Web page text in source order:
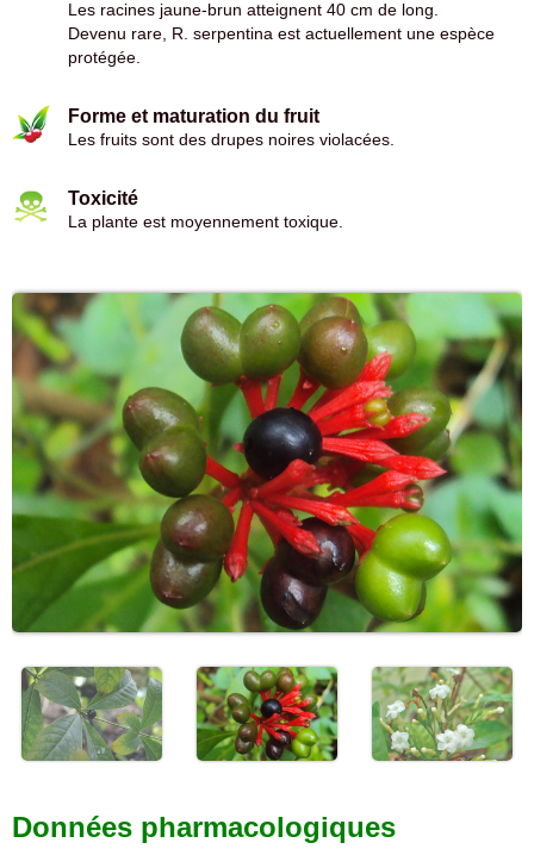
Les racines jaune-brun atteignent 40 cm de long.
Devenu rare, R. serpentina est actuellement une espèce
protégée.
Forme et maturation du fruit
Les fruits sont des drupes noires violacées.
Toxicité
La plante est moyennement toxique.
Données pharmacologiques